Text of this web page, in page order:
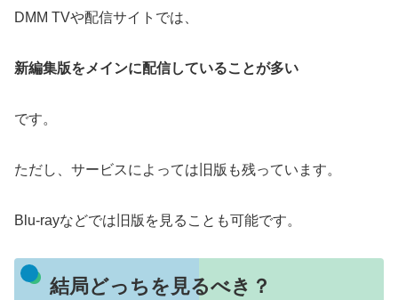
DMM TVや配信サイトでは、
新編集版をメインに配信していることが多い
です。
ただし、サービスによっては旧版も残っています。
Blu-rayなどでは旧版を見ることも可能です。
結局どっちを見るべき？